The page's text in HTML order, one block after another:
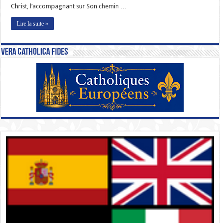
Christ, l’accompagnant sur Son chemin …
Lire la suite »
Vera Catholica Fides